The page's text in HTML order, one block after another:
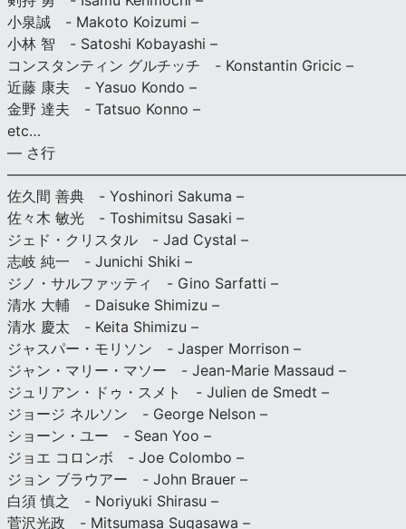
小泉誠 - Makoto Koizumi –
小林 智 - Satoshi Kobayashi –
コンスタンティン グルチッチ - Konstantin Gricic –
近藤 康夫 - Yasuo Kondo –
金野 達夫 - Tatsuo Konno –
etc…
— さ行
佐久間 善典 - Yoshinori Sakuma –
佐々木 敏光 - Toshimitsu Sasaki –
ジェド・クリスタル - Jad Cystal –
志岐 純一 - Junichi Shiki –
ジノ・サルファッティ - Gino Sarfatti –
清水 大輔 - Daisuke Shimizu –
清水 慶太 - Keita Shimizu –
ジャスパー・モリソン - Jasper Morrison –
ジャン・マリー・マソー - Jean-Marie Massaud –
ジュリアン・ドゥ・スメト - Julien de Smedt –
ジョージ ネルソン - George Nelson –
ショーン・ユー - Sean Yoo –
ジョエ コロンボ - Joe Colombo –
ジョン ブラウアー - John Brauer –
白須 慎之 - Noriyuki Shirasu –
菅沢光政 - Mitsumasa Sugasawa –